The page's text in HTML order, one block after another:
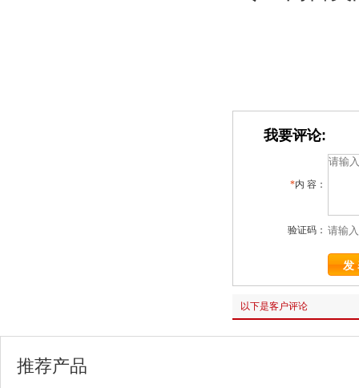
我要评论:
*内 容：
验证码：
以下是客户评论
推荐产品